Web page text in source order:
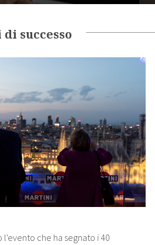
di successo
l'evento che ha segnato i 40